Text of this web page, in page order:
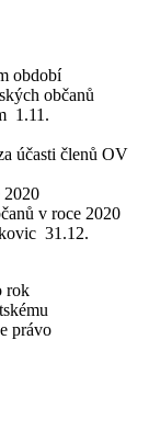
období
občanů
1.11.
účasti členů OV
2020
v roce 2020
31.12.
rok
právo